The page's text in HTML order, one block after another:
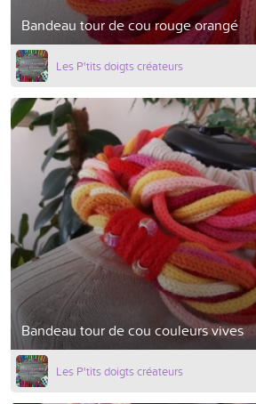
Bandeau tour de cou rouge orangé
Les P'tits doigts créateurs
Bandeau tour de cou couleurs vives
Les P'tits doigts créateurs